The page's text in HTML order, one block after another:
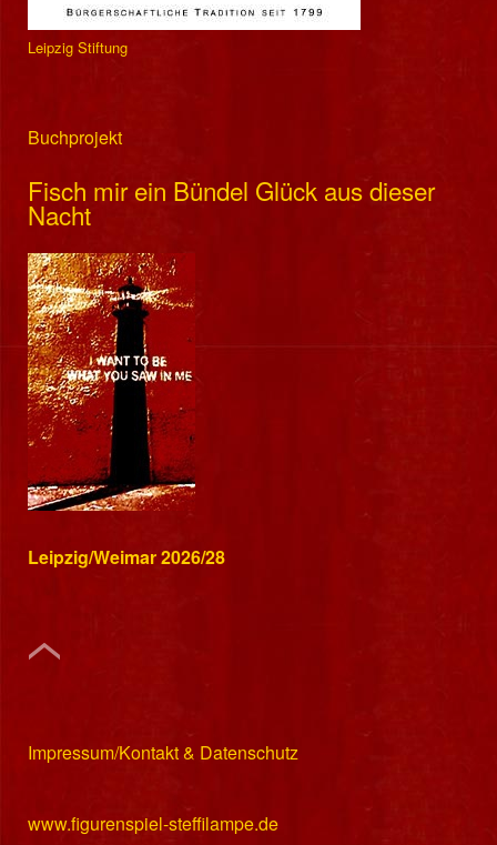
Leipzig Stiftung
Buchprojekt
Fisch mir ein Bündel Glück aus dieser
Nacht
Leipzig/Weimar 2026/28
Impressum/Kontakt & Datenschutz
www.figurenspiel-steffilampe.de